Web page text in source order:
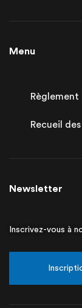
Menu
Recueil
Newsletter
Inscrivez-vous à